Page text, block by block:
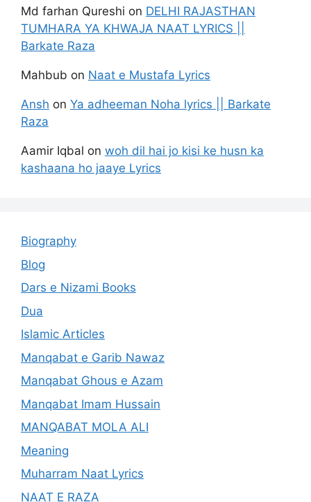
Md farhan Qureshi on DELHI RAJASTHAN
TUMHARA YA KHWAJA NAAT LYRICS ||
Barkate Raza
Mahbub on Naat e Mustafa Lyrics
Ansh on Ya adheeman Noha lyrics || Barkate
Raza
Aamir Iqbal on woh dil hai jo kisi ke husn ka
kashaana ho jaaye Lyrics
Biography
Blog
Dars e Nizami Books
Dua
Islamic Articles
Manqabat e Garib Nawaz
Manqabat Ghous e Azam
Manqabat Imam Hussain
MANQABAT MOLA ALI
Meaning
Muharram Naat Lyrics
NAAT E RAZA